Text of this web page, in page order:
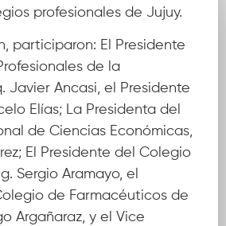
profesionales de Jujuy.
participaron: El Presidente
de la
Javier Ancasi, el Presidente
Elías; La Presidenta del
de Ciencias Económicas,
El Presidente del Colegio
Sergio Aramayo, el
de Farmacéuticos de
Argañaraz, y el Vice